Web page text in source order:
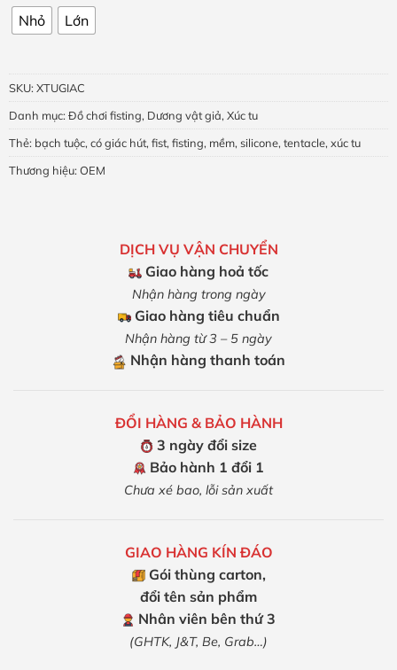
Nhỏ Lớn
SKU: XTUGIAC
Danh mục: Đồ chơi fisting, Dương vật giả, Xúc tu
Thẻ: bạch tuộc, có giác hút, fist, fisting, mềm, silicone, tentacle, xúc tu
Thương hiệu: OEM
DỊCH VỤ VẬN CHUYỂN
Giao hàng hoả tốc
Nhận hàng trong ngày
Giao hàng tiêu chuẩn
Nhận hàng từ 3 – 5 ngày
Nhận hàng thanh toán
ĐỔI HÀNG & BẢO HÀNH
3 ngày đổi size
Bảo hành 1 đổi 1
Chưa xé bao, lỗi sản xuất
GIAO HÀNG KÍN ĐÁO
Gói thùng carton,
đổi tên sản phẩm
Nhân viên bên thứ 3
(GHTK, J&T, Be, Grab…)